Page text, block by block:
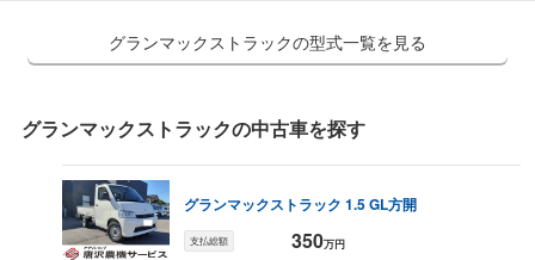
グランマックストラックの型式一覧を見る
グランマックストラックの中古車を探す
グランマックストラック 1.5 GL方開
支払総額 350万円